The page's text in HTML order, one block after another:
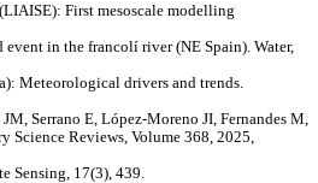
First mesoscale modelling
in the francolí river (NE Spain). Water,
Meteorological drivers and trends.
Serrano E, López-Moreno JI, Fernandes M,
Science Reviews, Volume 368, 2025,
Sensing, 17(3), 439.